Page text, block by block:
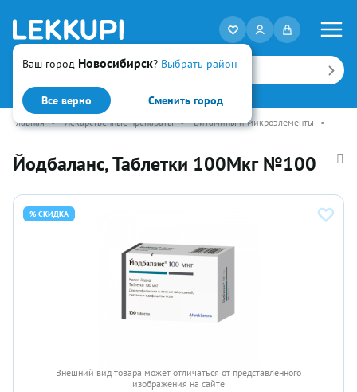
Ваш город Новосибирск? Выбрать район
Все верно Сменить город
Искать
Главная • Лекарственные препараты • Витамины и микроэлементы •
Йодбаланс, Таблетки 100Мкг №100
% СКИДКА
Внешний вид товара может отличаться от представленного
изображения на сайте